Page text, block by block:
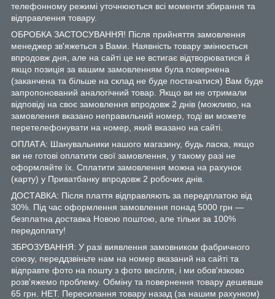
телефонному режимі уточнюються всі моменти збирання та
відправлення товару.
ОБРОБКА ЗАСТОСУВАННЯ! Після прийняття замовлення
менеджер зв'яжеться з Вами. Наявність товару змінюється
впродовж дня, але на сайті це не встигає відтворюватися й
якщо позиція за вашим замовленням була повернена
(заканчена та більше на склад не буде постачатися) Вам буде
запропонований аналогічний товар. Якщо ви не отримали
відповіді на своє замовлення впродовж 2 днів (можливо, на
замовлення вказано неправильний номер, тоді ви можете
перетелефонувати на номер, який вказано на сайті.
ОПЛАТА: Шанувальники нашого магазину, будь ласка, якщо
ви не готові оплатити свої замовлення, у такому разі не
оформляйте їх. Сплатити замовлення можна на рахунок
(карту) у Приватбанку впродовж 2 робочих днів.
ДОСТАВКА: Після плаття відправляють за передплатою від
30%. Під час оформлення замовлення понад 5000 грн —
безплатна доставка Новою поштою, але тільки за 100%
передоплату!
ЗБРОЗУВАННЯ: У разі виявлення замовником фабричного
союзу, переддзвіньте нам на номер вказаний на сайті та
відправте фото на пошту з фото весілля, і ми обов'язково
розв'яжемо проблему. Обміну та повернення товару дешевше
65 грн. НЕТ. Пересилання товару назад (за нашим рахунком)